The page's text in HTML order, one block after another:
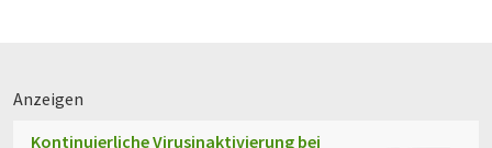
Anzeigen
Kontinuierliche Virusinaktivierung bei